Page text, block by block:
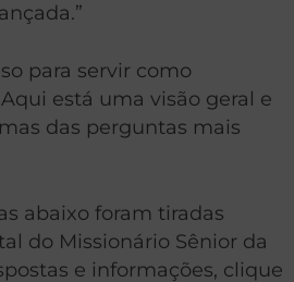
para servir como
está uma visão geral e
das perguntas mais
abaixo foram tiradas
do Missionário Sênior da
e informações, clique